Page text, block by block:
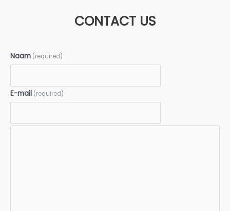
CONTACT US
Naam (required)
E-mail (required)